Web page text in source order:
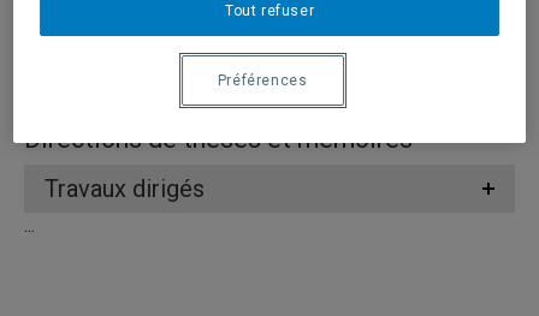
Enseignement
Directions de thèses et mémoires
Travaux dirigés
...
Tout refuser
Préférences